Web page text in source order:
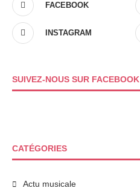
FACEBOOK
INSTAGRAM
SUIVEZ-NOUS SUR FACEBOOK
CATÉGORIES
Actu musicale